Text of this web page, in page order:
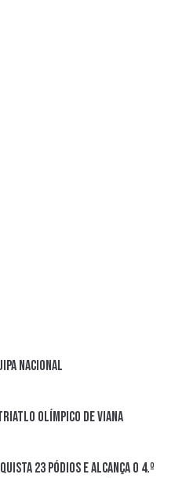
Nacional
Olímpico de Viana
23 pódios e alcança o 4.º